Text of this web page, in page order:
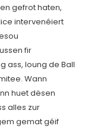
gefrot haten,
intervenéiert
fir
ass, loung de Ball
Wann
huet dësen
alles zur
gemat géif